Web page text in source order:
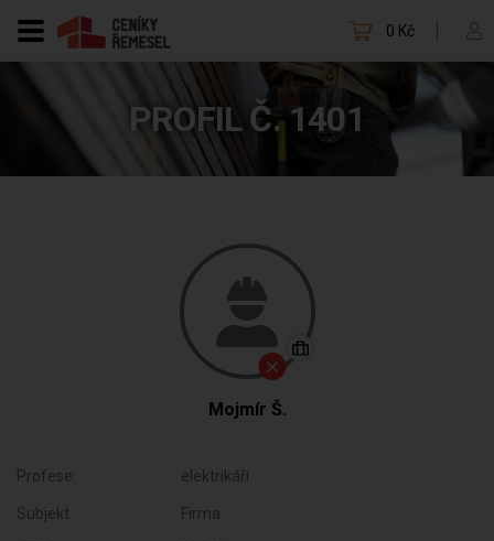
0 Kč
PROFIL Č. 1401
Mojmír Š.
Profese: elektrikáři
Subjekt: Firma